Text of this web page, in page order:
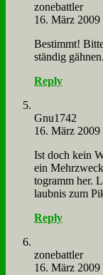
zone­batt­ler
16. März 2009
Be­stimmt!
stän­dig
Reply
Gnu1742
16. März 2009
Ist doch kein
ein
to­gramm her.
laub­nis zum
Reply
zone­batt­ler
16. März 2009